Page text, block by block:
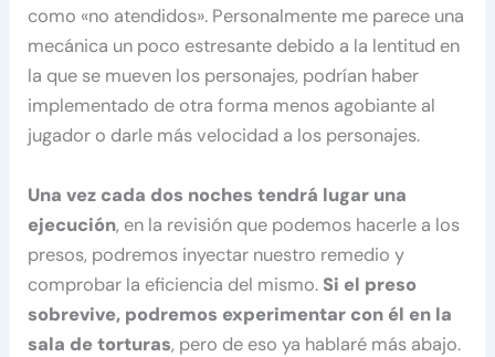
como «no atendidos». Personalmente me parece una
mecánica un poco estresante debido a la lentitud en
la que se mueven los personajes, podrían haber
implementado de otra forma menos agobiante al
jugador o darle más velocidad a los personajes.
Una vez cada dos noches tendrá lugar una
ejecución, en la revisión que podemos hacerle a los
presos, podremos inyectar nuestro remedio y
comprobar la eficiencia del mismo. Si el preso
sobrevive, podremos experimentar con él en la
sala de torturas, pero de eso ya hablaré más abajo.